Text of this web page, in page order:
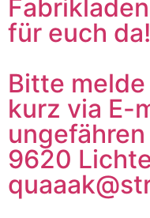
für euch da!
Bitte
kurz via E-
9620